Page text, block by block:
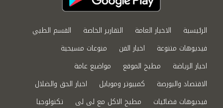
الرئيسية الاخبار العامة التقارير الخاصة
القسم الطبي
فيديوهات متنوعة
اخبار الفن
منوعات مسيحية
اخبار الرياضة
مطبخ الموقع
مواضيع عامة
الاقتصاد والبورصة
كمبيوتر وموبايل
اخبار الحق والضلال
فيديوهات فضائيات
مطبخ الاكل مع لى لى تكنولوجيا